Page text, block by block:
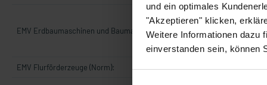
und ein optimales
"Akzeptieren" klicken,
Weitere Informationen dazu
einverstanden sein, können
EMV Erdbaumaschinen und Baumaschinen (Norm):
dump
Cranking
EMV Flurförderzeuge (Norm): DIN